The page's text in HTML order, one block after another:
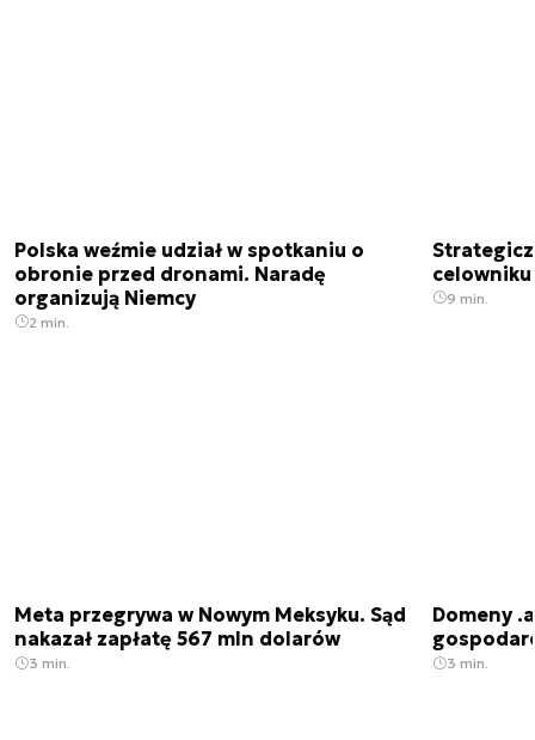
Polska weźmie udział w spotkaniu o
obronie przed dronami. Naradę
organizują Niemcy
2 min.
9 min.
Meta przegrywa w Nowym Meksyku. Sąd
nakazał zapłatę 567 mln dolarów
3 min.
Domeny
3 min.